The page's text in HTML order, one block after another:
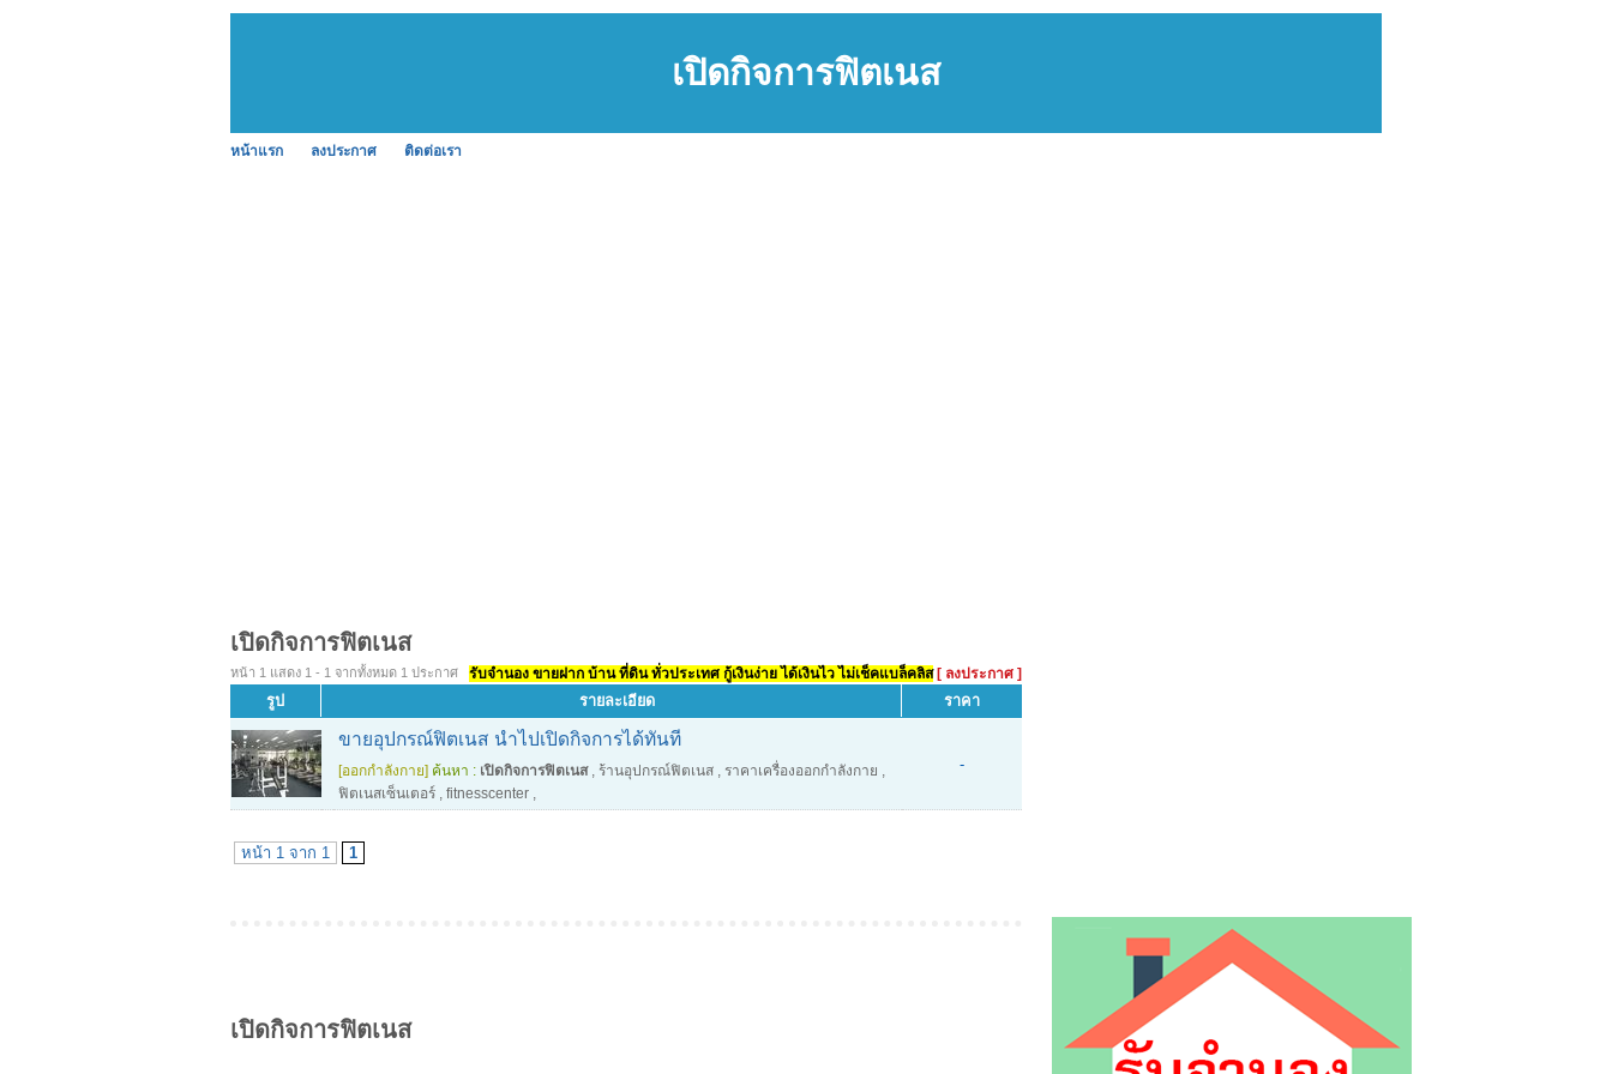
เปิดกิจการฟิตเนส
หน้าแรก ลงประกาศ ติดต่อเรา
เปิดกิจการฟิตเนส
หน้า 1 แสดง 1 - 1 จากทั้งหมด 1 ประกาศ รับจำนอง ขายฝาก บ้าน ที่ดิน ทั่วประเทศ กู้เงินง่าย ได้เงินไว ไม่เช็คแบล็คลิส [ ลงประกาศ ]
รูป รายละเอียด ราคา
ขายอุปกรณ์ฟิตเนส นำไปเปิดกิจการได้ทันที
[ออกกำลังกาย] ค้นหา : เปิดกิจการฟิตเนส, ร้านอุปกรณ์ฟิตเนส , ราคาเครื่องออกกำลังกาย ,
ฟิตเนสเซ็นเตอร์ , fitnesscenter ,
-
หน้า 1 จาก 1 1
เปิดกิจการฟิตเนส